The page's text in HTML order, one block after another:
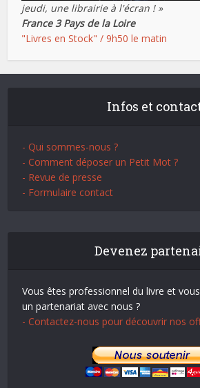
jeudi, une librairie à l'écran ! »
France 3 Pays de la Loire
"Livres en Stock" / 9h50 le matin
Infos et
- Qui sommes-nous ?
- Comment déposer un Petit Mot ?
- Revue de presse
- Formulaire contact
Devenez
Vous êtes professionnel du livre et
un partenariat avec nous ?
- Contactez-nous pour découvrir nos